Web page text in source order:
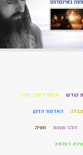
קודש איסור לימוד זוהר
האדמור הזקן
זוהר שמות חוויה
דעלמא